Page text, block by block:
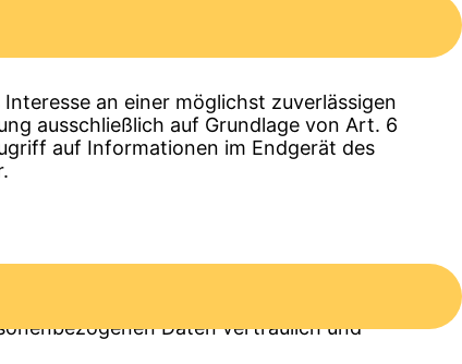
(nachfolgend All-Inkl). Details
an einer möglichst zuverlässigen
ausschließlich auf Grundlage von Art. 6
auf Informationen im Endgerät des
Daten vertraulich und